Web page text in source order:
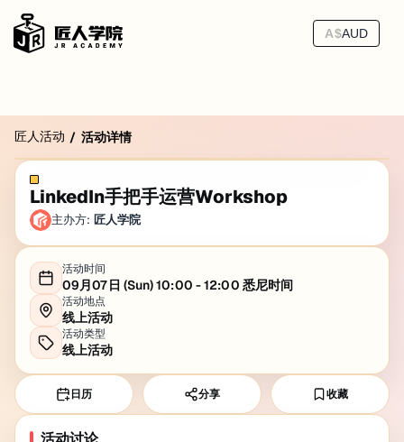
A$AUD
匠人活动 / 活动详情
LinkedIn手把手运营Workshop
主办方: 匠人学院
活动时间
09月07日 (Sun) 10:00 - 12:00 悉尼时间
活动地点
线上活动
活动类型
线上活动
日历 分享 收藏